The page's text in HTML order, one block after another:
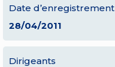
Date d’enregistrement
28/04/2011
Dirigeants